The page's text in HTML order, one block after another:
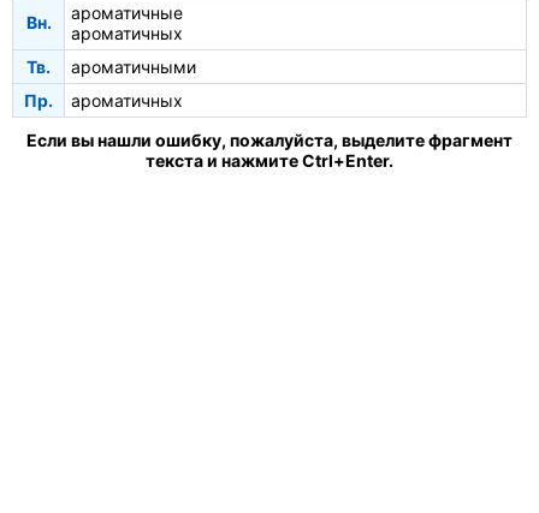
Вн.
ароматичные
ароматичных
Тв.
ароматичными
Пр.
ароматичных
Если вы нашли ошибку, пожалуйста, выделите фрагмент
текста и нажмите Ctrl+Enter.